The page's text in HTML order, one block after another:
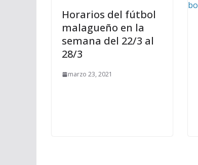
Horarios del fútbol
malagueño en la
semana del 22/3 al
28/3
marzo 23, 2021